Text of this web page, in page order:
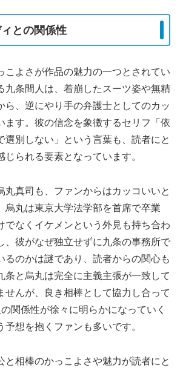
との関係性
こよさが作品の魅力の一つとされてい
九条間人は、着崩したスーツ姿や無精
ら、逆にやり手の弁護士としてのカッ
ます。彼の信念を象徴するセリフ「依
選別しない」という言葉も、読者にと
じられる要素となっています。
丸真司も、ファンからはカッコいいと
烏丸は東京大学法学部を首席で卒業
でなくイケメンという外見も持ち合わ
、彼がなぜ独立せずに九条の事務所で
るのかは謎であり、読者からの関心も
条と烏丸は完全に主義主張が一致して
せんが、良き相棒として協力し合って
関係性が徐々に明らかになっていく
想を抱くファンも多いです。
と相棒のかっこよさや魅力が読者にと